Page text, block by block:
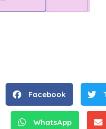
Facebook
WhatsApp